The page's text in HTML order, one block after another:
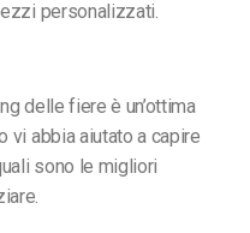
personalizzati.
delle fiere è un’ottima
vi abbia aiutato a capire
sono le migliori